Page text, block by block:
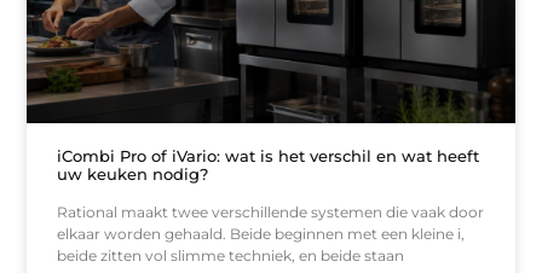
iCombi Pro of iVario: wat is het verschil en wat heeft
uw keuken nodig?
Rational maakt twee verschillende systemen die vaak door
elkaar worden gehaald. Beide beginnen met een kleine i,
beide zitten vol slimme techniek, en beide staan